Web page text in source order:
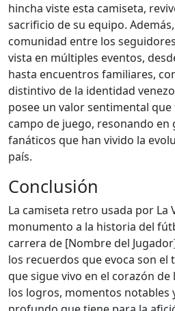
hincha viste esta camiseta,
sacrificio de su equipo.
comunidad entre los
vista en múltiples eventos,
hasta encuentros familiares,
distintivo de la identidad
posee un valor sentimental
campo de juego, resonando en
fanáticos que han vivido la
país.
Conclusión
La camiseta retro usada por La
monumento a la historia del
carrera de [Nombre del
los recuerdos que evoca son
que sigue vivo en el corazón
los logros, momentos notables